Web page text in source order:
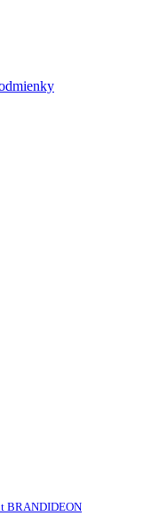
BRANDIDEON